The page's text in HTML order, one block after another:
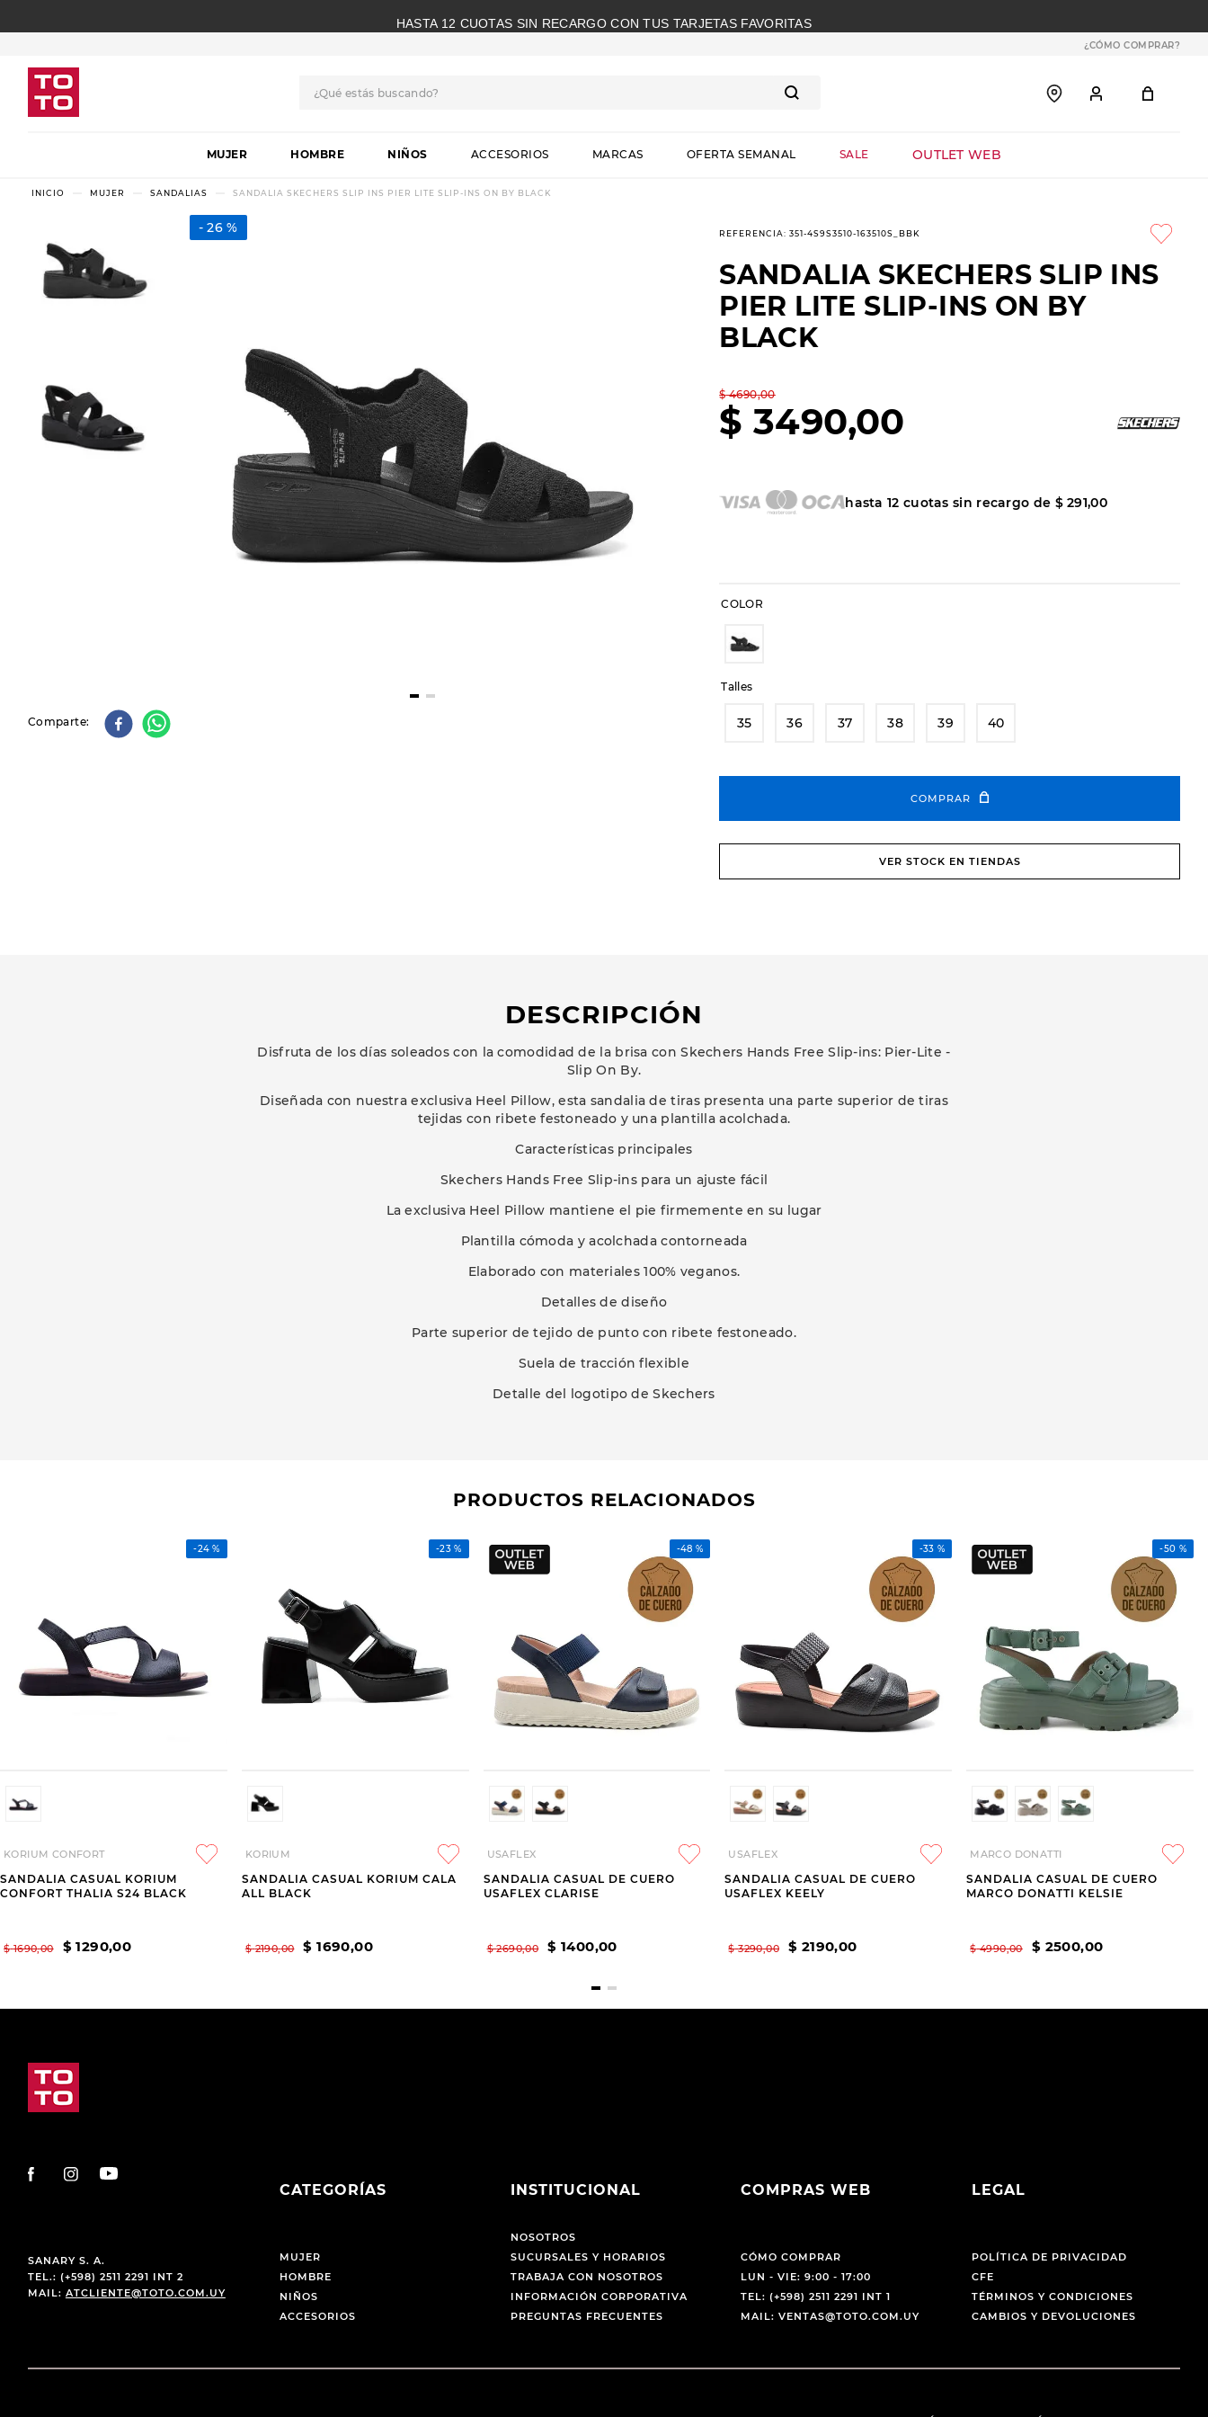
HASTA 12 CUOTAS SIN RECARGO CON TUS TARJETAS FAVORITAS
¿CÓMO COMPRAR?
MUJER HOMBRE NIÑOS ACCESORIOS MARCAS OFERTA SEMANAL SALE OUTLET WEB
MUJER SANDALIAS SANDALIA SKECHERS SLIP INS PIER LITE SLIP-INS ON BY BLACK
26 %
Comparte
REFERENCIA:351-4S9S3510-163510S_BBK
SANDALIA SKECHERS SLIP INS
PIER LITE SLIP-INS ON BY
BLACK
$ 4690,00
$ 3490,00
hasta12 cuotas sin recargo de $ 291,00
COLOR
Talles
35 36 37 38 39 40
COMPRAR
VER STOCK EN TIENDAS
DESCRIPCIÓN
Disfruta de los días soleados con la comodidad de la brisa con Skechers Hands Free Slip-ins: Pier-Lite -
Slip On By.
Diseñada con nuestra exclusiva Heel Pillow, esta sandalia de tiras presenta una parte superior de tiras
tejidas con ribete festoneado y una plantilla acolchada.
Características principales
Skechers Hands Free Slip-ins para un ajuste fácil
La exclusiva Heel Pillow mantiene el pie firmemente en su lugar
Plantilla cómoda y acolchada contorneada
Elaborado con materiales 100% veganos.
Detalles de diseño
Parte superior de tejido de punto con ribete festoneado.
Suela de tracción flexible
Detalle del logotipo de Skechers
PRODUCTOS RELACIONADOS
-24 %
KORIUM CONFORT
SANDALIA CASUAL KORIUM
CONFORT THALIA S24 BLACK
$ 1690,00 $ 1290,00
-23 %
KORIUM
SANDALIA CASUAL KORIUM CALA
ALL BLACK
$ 2190,00 $ 1690,00
-48 %
USAFLEX
SANDALIA CASUAL DE CUERO
USAFLEX CLARISE
$ 2690,00 $ 1400,00
-33 %
USAFLEX
SANDALIA CASUAL DE CUERO
USAFLEX KEELY
$ 3290,00 $ 2190,00
-50 %
MARCO DONATTI
SANDALIA CASUAL DE CUERO
MARCO DONATTI KELSIE
$ 4990,00 $ 2500,00
SANARY S. A.
TEL.: (+598) 2511 2291 INT 2
MAIL: ATCLIENTE@TOTO.COM.UY
CATEGORÍAS
MUJER
HOMBRE
NIÑOS
ACCESORIOS
INSTITUCIONAL
NOSOTROS
SUCURSALES Y HORARIOS
TRABAJA CON NOSOTROS
INFORMACIÓN CORPORATIVA
PREGUNTAS FRECUENTES
COMPRAS WEB
CÓMO COMPRAR
LUN - VIE: 9:00 - 17:00
TEL: (+598) 2511 2291 INT 1
MAIL: VENTAS@TOTO.COM.UY
LEGAL
POLÍTICA DE PRIVACIDAD
CFE
TÉRMINOS Y CONDICIONES
CAMBIOS Y DEVOLUCIONES
1.
botas
2 .
skechers
3.
.
hitec
slip-ins
botas dama